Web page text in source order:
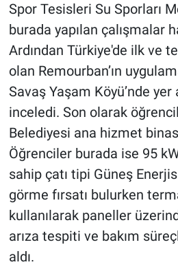
Spor Tesisleri Su Sporları
burada yapılan çalışmalar
Ardından Türkiye'de ilk ve
olan Remourban’ın
Savaş Yaşam Köyü’nde
inceledi. Son olarak
Belediyesi ana hizmet
Öğrenciler burada ise 95
sahip çatı tipi Güneş
görme fırsatı bulurken
kullanılarak paneller
arıza tespiti ve bakım
aldı.